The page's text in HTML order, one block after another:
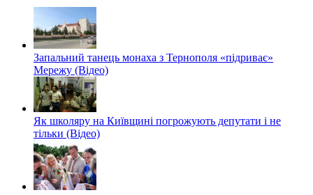
Запальний танець монаха з Тернополя «підриває»
Мережу (Відео)
Як школяру на Київщині погрожують депутати і не
тільки (Відео)